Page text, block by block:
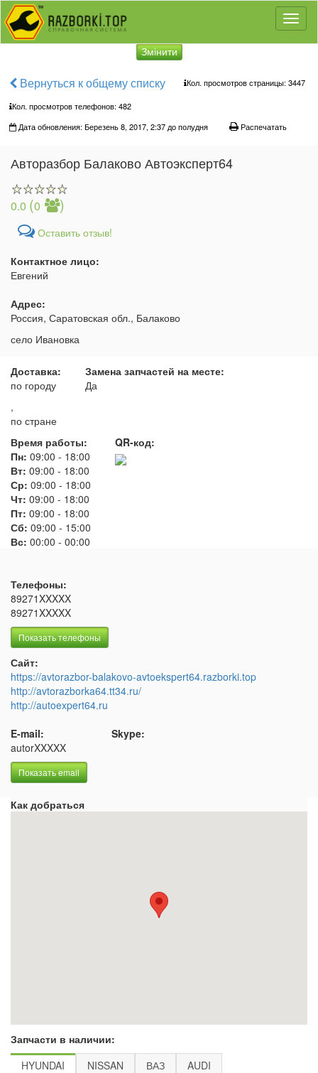
Змінити
Вернуться к общему списку Кол. просмотров страницы: 3447
Кол. просмотров телефонов: 482
Дата обновления: Березень 8, 2017, 2:37 до полудня
Распечатать
Авторазбор Балаково Автоэксперт64
0.0 (0 )
Оставить отзыв!
Контактное лицо:
Евгений
Адрес:
Россия, Саратовская обл., Балаково
село Ивановка
Доставка:
по городу
,
по стране
Замена запчастей на месте:
Да
Время работы:
Пн: 09:00 - 18:00
Вт: 09:00 - 18:00
Ср: 09:00 - 18:00
Чт: 09:00 - 18:00
Пт: 09:00 - 18:00
Сб: 09:00 - 15:00
Вс: 00:00 - 00:00
QR-код:
Телефоны:
89271XXXXX
89271XXXXX
Показать телефоны
Сайт:
https://avtorazbor-balakovo-avtoekspert64.razborki.top
http://avtorazborka64.tt34.ru/
http://autoexpert64.ru
E-mail:
autorXXXXX
Показать email
Skype:
Как добраться
Запчасти в наличии:
HYUNDAI
NISSAN ВАЗ AUDI